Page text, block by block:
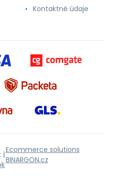
Kontaktné údaje
|
Ecommerce solutions
BINARGON.cz